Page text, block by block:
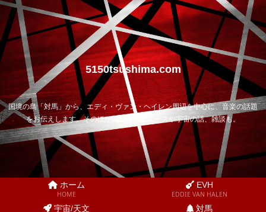
5150tsushima.com
国境の島「対馬」から、エディ・ヴァン・ヘイレン周辺を中心に、音楽の話題
をお伝えします。そのほか気になるニュースや宇宙の話、雑談も。
ホーム
HOME
EVH
EDDIE VAN HALEN
宇宙/天文 対馬